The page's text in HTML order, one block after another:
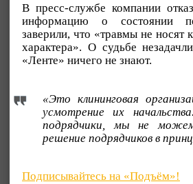
В пресс-службе компании
информацию о состоянии
заверили, что «травмы не носят
характера». О судьбе
«Ленте» ничего не знают.
«Это клининговая
усмотрение их
подрядчики, мы не
решение подрядчиков в
Подписывайтесь на «Подъём»!